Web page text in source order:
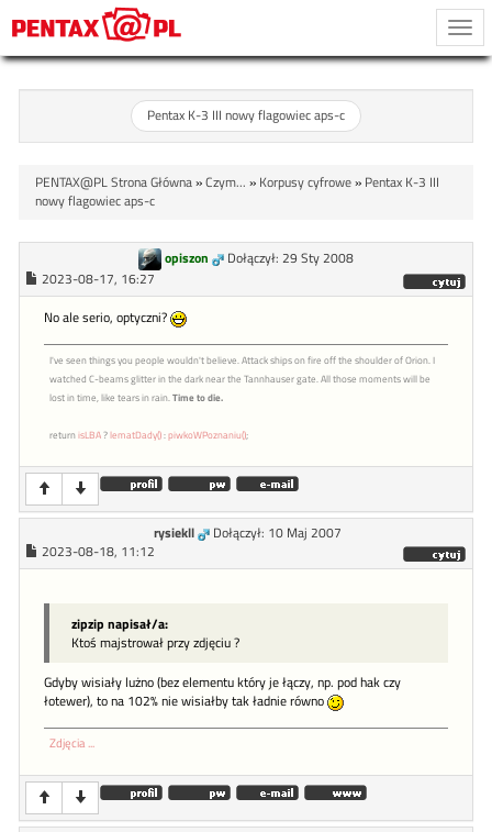
Pentax K-3 III nowy flagowiec aps-c
PENTAX@PL Strona Główna»Czym... » Korpusy cyfrowe» Pentax K-3 III
nowy flagowiec aps-c
opiszon
Dołączył: 29 Sty 2008
2023-08-17, 16:27
No ale serio, optyczni?
I've seen things you people wouldn't believe. Attack ships on fire off the shoulder of Orion. I
watched C-beams glitter in the dark near the Tannhauser gate. All those moments will be
lost in time, like tears in rain.Time to die.
returnisLBA?lematDady():piwkoWPoznaniu();
rysiekll
Dołączył: 10 Maj 2007
2023-08-18, 11:12
zipzip napisał/a:
Ktoś majstrował przy zdjęciu ?
Gdyby wisiały lużno (bez elementu który je łączy, np. pod hak czy
łotewer), to na 102% nie wisiałby tak ładnie równo
Zdjęcia ...